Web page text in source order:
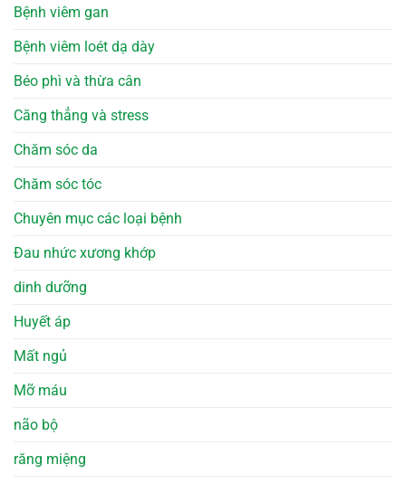
Bệnh viêm gan
Bệnh viêm loét dạ dày
Béo phì và thừa cân
Căng thẳng và stress
Chăm sóc da
Chăm sóc tóc
Chuyên mục các loại bệnh
Đau nhức xương khớp
dinh dưỡng
Huyết áp
Mất ngủ
Mỡ máu
não bộ
răng miệng